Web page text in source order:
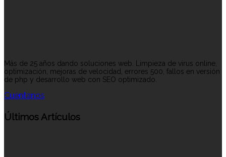
Más de 25 años dando soluciones web. Limpieza de virus online,
optimización, mejoras de velocidad, errores 500, fallos en versión
de php y desarrollo web con SEO optimizado.
Cuéntanos
Últimos Artículos